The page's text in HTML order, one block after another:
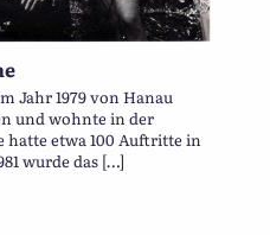
Jahr 1979 von Hanau
und wohnte in der
hatte etwa 100 Auftritte in
wurde das […]